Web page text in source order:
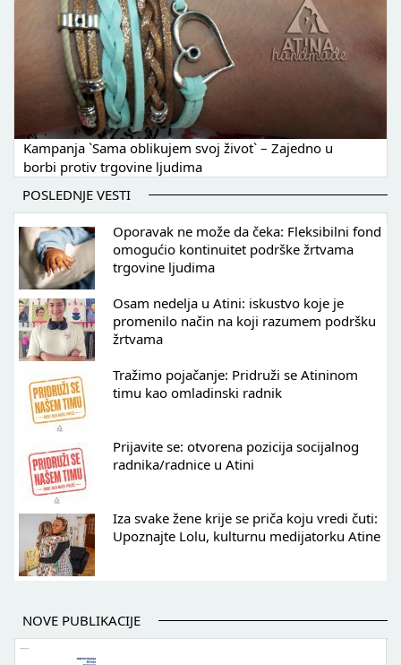
Kampanja `Sama oblikujem svoj život` – Zajedno u
borbi protiv trgovine ljudima
POSLEDNJE VESTI
Oporavak ne može da čeka: Fleksibilni fond
omogućio kontinuitet podrške žrtvama
trgovine ljudima
Osam nedelja u Atini: iskustvo koje je
promenilo način na koji razumem podršku
žrtvama
Tražimo pojačanje: Pridruži se Atininom
timu kao omladinski radnik
Prijavite se: otvorena pozicija socijalnog
radnika/radnice u Atini
Iza svake žene krije se priča koju vredi čuti:
Upoznajte Lolu, kulturnu medijatorku Atine
NOVE PUBLIKACIJE